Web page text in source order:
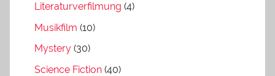
Literaturverfilmung (4)
Musikfilm (10)
Mystery (30)
Science Fiction (40)